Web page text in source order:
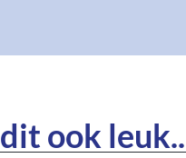
ook leuk..